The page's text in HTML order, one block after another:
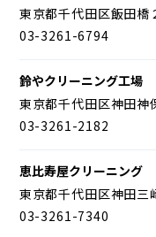
東京都千代田区飯田橋
03-3261-6794
鈴やクリーニング工場
東京都千代田区神田神
03-3261-2182
恵比寿屋クリーニング
東京都千代田区神田三
03-3261-7340